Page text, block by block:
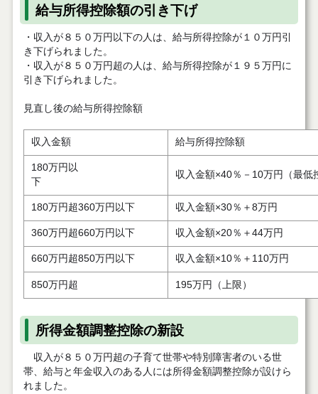
給与所得控除額の引き下げ
・収入が８５０万円以下の人は、給与所得控除が１０万円引
き下げられました。
・収入が８５０万円超の人は、給与所得控除が１９５万円に
引き下げられました。
見直し後の給与所得控除額
収入金額 給与所得控除額
180万円以
下
収入金額×40％－10万円（最低
180万円超360万円以下 収入金額×30％＋8万円
360万円超660万円以下 収入金額×20％＋44万円
660万円超850万円以下 収入金額×10％＋110万円
850万円超 195万円（上限）
所得金額調整控除の新設
収入が８５０万円超の子育て世帯や特別障害者のいる世
帯、給与と年金収入のある人には所得金額調整控除が設けら
れました。